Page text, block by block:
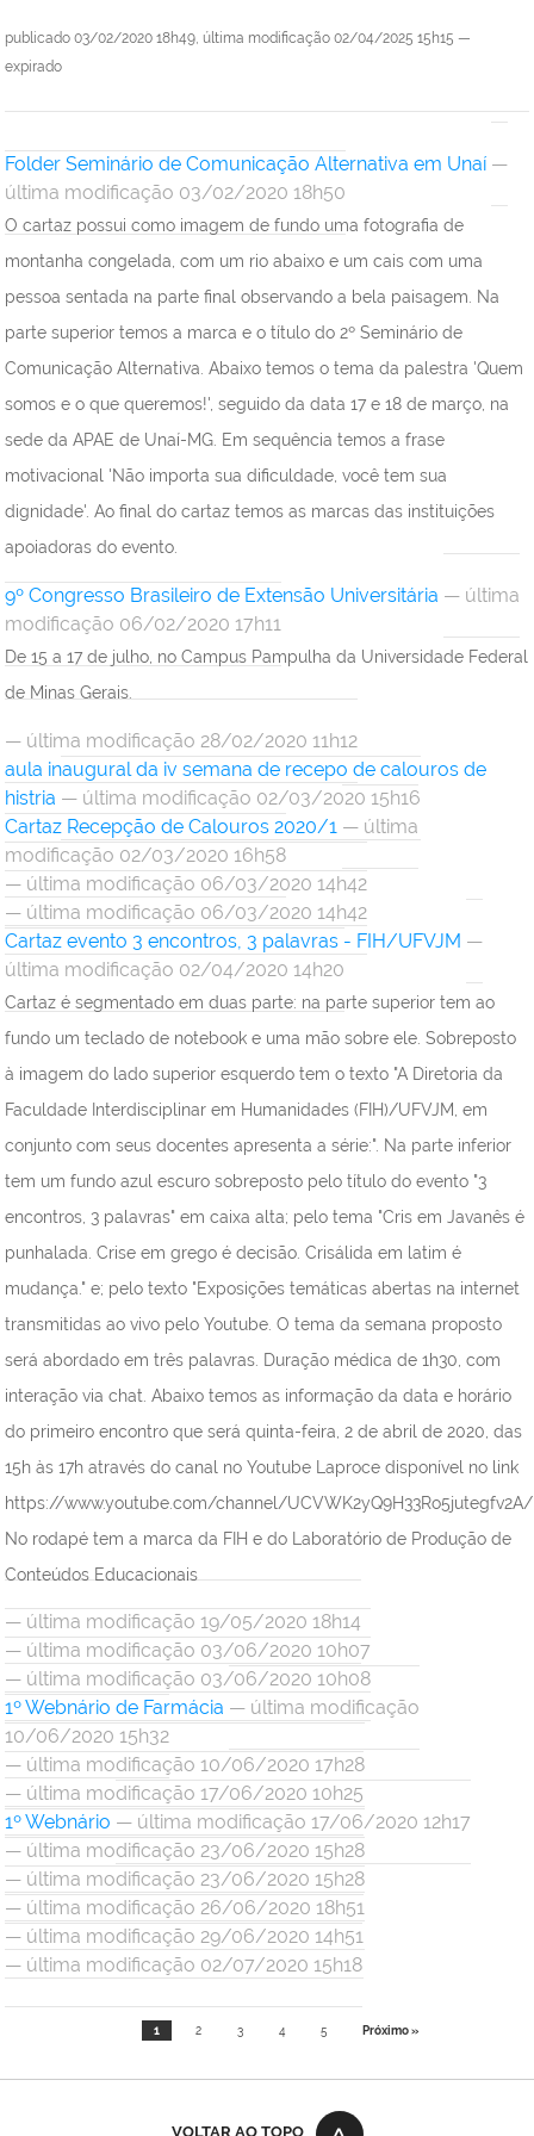
publicado 03/02/2020 18h49, última modificação 02/04/2025 15h15 —
expirado
Folder Seminário de Comunicação Alternativa em Unaí —
última modificação 03/02/2020 18h50
O cartaz possui como imagem de fundo uma fotografia de
montanha congelada, com um rio abaixo e um cais com uma
pessoa sentada na parte final observando a bela paisagem. Na
parte superior temos a marca e o título do 2º Seminário de
Comunicação Alternativa. Abaixo temos o tema da palestra 'Quem
somos e o que queremos!', seguido da data 17 e 18 de março, na
sede da APAE de Unaí-MG. Em sequência temos a frase
motivacional 'Não importa sua dificuldade, você tem sua
dignidade'. Ao final do cartaz temos as marcas das instituições
apoiadoras do evento.
9º Congresso Brasileiro de Extensão Universitária — última
modificação 06/02/2020 17h11
De 15 a 17 de julho, no Campus Pampulha da Universidade Federal
de Minas Gerais.
— última modificação 28/02/2020 11h12
aula inaugural da iv semana de recepo de calouros de
histria — última modificação 02/03/2020 15h16
Cartaz Recepção de Calouros 2020/1 — última
modificação 02/03/2020 16h58
— última modificação 06/03/2020 14h42
— última modificação 06/03/2020 14h42
Cartaz evento 3 encontros, 3 palavras - FIH/UFVJM —
última modificação 02/04/2020 14h20
Cartaz é segmentado em duas parte: na parte superior tem ao
fundo um teclado de notebook e uma mão sobre ele. Sobreposto
à imagem do lado superior esquerdo tem o texto "A Diretoria da
Faculdade Interdisciplinar em Humanidades (FIH)/UFVJM, em
conjunto com seus docentes apresenta a série:". Na parte inferior
tem um fundo azul escuro sobreposto pelo título do evento "3
encontros, 3 palavras" em caixa alta; pelo tema "Cris em Javanês é
punhalada. Crise em grego é decisão. Crisálida em latim é
mudança." e; pelo texto "Exposições temáticas abertas na internet
transmitidas ao vivo pelo Youtube. O tema da semana proposto
será abordado em três palavras. Duração médica de 1h30, com
interação via chat. Abaixo temos as informação da data e horário
do primeiro encontro que será quinta-feira, 2 de abril de 2020, das
15h às 17h através do canal no Youtube Laproce disponível no link
https://www.youtube.com/channel/
No rodapé tem a marca da FIH e do Laboratório de Produção de
Conteúdos Educacionais
— última modificação 19/05/2020 18h14
— última modificação 03/06/2020 10h07
— última modificação 03/06/2020 10h08
1º Webnário de Farmácia — última modificação
10/06/2020 15h32
— última modificação 10/06/2020 17h28
— última modificação 17/06/2020 10h25
1º Webnário — última modificação 17/06/2020 12h17
— última modificação 23/06/2020 15h28
— última modificação 23/06/2020 15h28
— última modificação 26/06/2020 18h51
— última modificação 29/06/2020 14h51
— última modificação 02/07/2020 15h18
1 2 3 4 5 Próximo »
VOLTAR AO TOPO